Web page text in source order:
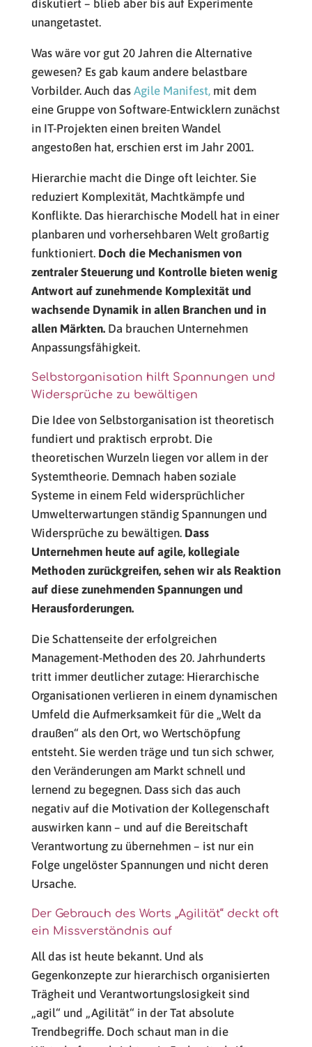
diskutiert – blieb aber bis auf Experimente
unangetastet.
Was wäre vor gut 20 Jahren die Alternative
gewesen? Es gab kaum andere belastbare
Vorbilder. Auch das Agile Manifest, mit dem
eine Gruppe von Software-Entwicklern zunächst
in IT-Projekten einen breiten Wandel
angestoßen hat, erschien erst im Jahr 2001.
Hierarchie macht die Dinge oft leichter. Sie
reduziert Komplexität, Machtkämpfe und
Konflikte. Das hierarchische Modell hat in einer
planbaren und vorhersehbaren Welt großartig
funktioniert. Doch die Mechanismen von
zentraler Steuerung und Kontrolle bieten wenig
Antwort auf zunehmende Komplexität und
wachsende Dynamik in allen Branchen und in
allen Märkten.Da brauchen Unternehmen
Anpassungsfähigkeit.
Selbstorganisation hilft Spannungen und
Widersprüche zu bewältigen
Die Idee von Selbstorganisation ist theoretisch
fundiert und praktisch erprobt. Die
theoretischen Wurzeln liegen vor allem in der
Systemtheorie. Demnach haben soziale
Systeme in einem Feld widersprüchlicher
Umwelterwartungen ständig Spannungen und
Widersprüche zu bewältigen. Dass
Unternehmen heute auf agile, kollegiale
Methoden zurückgreifen, sehen wir als Reaktion
auf diese zunehmenden Spannungen und
Herausforderungen.
Die Schattenseite der erfolgreichen
Management-Methoden des 20. Jahrhunderts
tritt immer deutlicher zutage: Hierarchische
Organisationen verlieren in einem dynamischen
Umfeld die Aufmerksamkeit für die „Welt da
draußen“ als den Ort, wo Wertschöpfung
entsteht. Sie werden träge und tun sich schwer,
den Veränderungen am Markt schnell und
lernend zu begegnen. Dass sich das auch
negativ auf die Motivation der Kollegenschaft
auswirken kann – und auf die Bereitschaft
Verantwortung zu übernehmen – ist nur ein
Folge ungelöster Spannungen und nicht deren
Ursache.
Der Gebrauch des Worts „Agilität“ deckt oft
ein Missverständnis auf
All das ist heute bekannt. Und als
Gegenkonzepte zur hierarchisch organisierten
Trägheit und Verantwortungslosigkeit sind
„agil“ und „Agilität“ in der Tat absolute
Trendbegriffe. Doch schaut man in die